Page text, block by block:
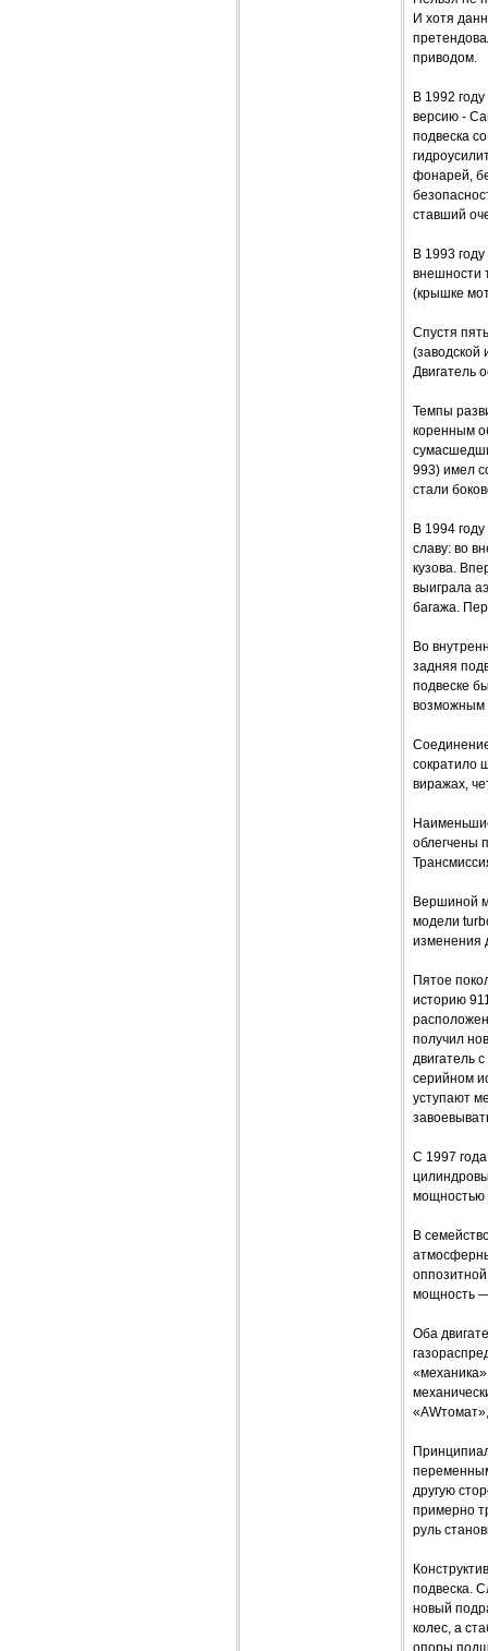
И хотя
приводом.
В 1992
версию -
подвеска
фонарей,
ставший
В 1993
внешности
(крышке
Спустя
(заводской
Двигатель
Темпы
коренным
993) имел
стали
В 1994
славу: во
кузова.
выиграла
багажа.
Во
задняя
подвеске
возможным
сократило
виражах,
облегчены
Вершиной
модели
изменения
Пятое
историю
получил
двигатель
серийном
уступают
С 1997
мощностью
В
мощность
Оба
другую
примерно
руль
подвеска.
новый
колес, а
опоры